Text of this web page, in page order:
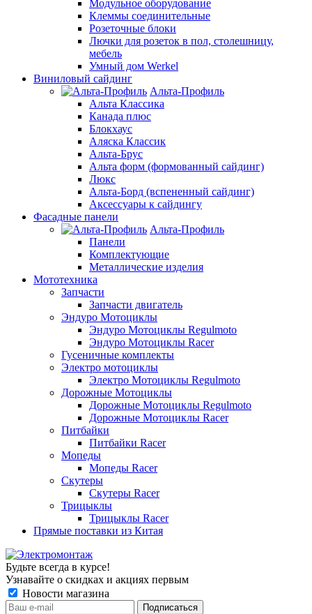
Модульное оборудование
Клеммы соединительные
Розеточные блоки
Лючки для розеток в пол, столешницу,
мебель
Умный дом Werkel
Виниловый сайдинг
Альта-Профиль
Альта Классика
Канада плюс
Блокхаус
Аляска Классик
Альта-Брус
Альта форм (формованный сайдинг)
Люкс
Альта-Борд (вспененный сайдинг)
Аксессуары к сайдингу
Фасадные панели
Альта-Профиль
Панели
Комплектующие
Металлические изделия
Мототехника
Запчасти
Запчасти двигатель
Эндуро Мотоциклы
Эндуро Мотоциклы Regulmoto
Эндуро Мотоциклы Racer
Гусеничные комплекты
Электро мотоциклы
Электро Мотоциклы Regulmoto
Дорожные Мотоциклы
Дорожные Мотоциклы Regulmoto
Дорожные Мотоциклы Racer
Питбайки
Питбайки Racer
Мопеды
Мопеды Racer
Скутеры
Скутеры Racer
Трицыклы
Трицыклы Racer
Прямые поставки из Китая
Будьте всегда в курсе!
Узнавайте о скидках и акциях первым
Новости магазина